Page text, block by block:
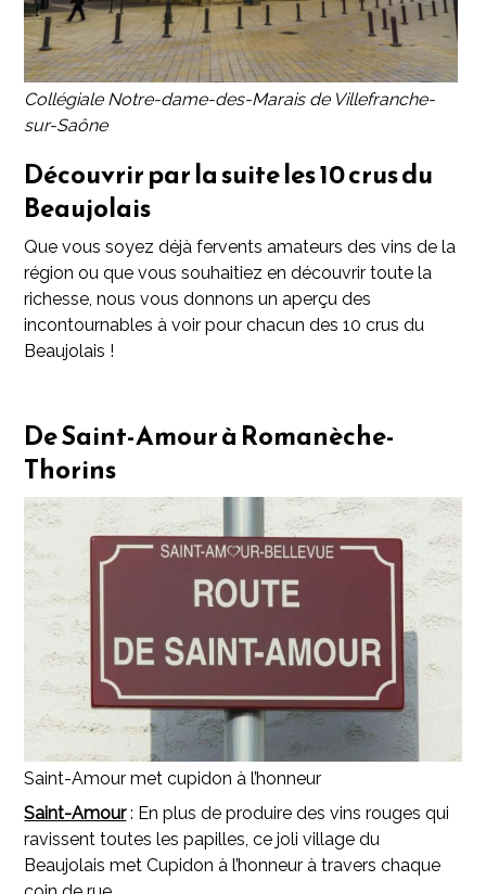
Collégiale Notre-dame-des-Marais de Villefranche-
sur-Saône
Découvrir par la suite les 10 crus du
Beaujolais
Que vous soyez déjà fervents amateurs des vins de la
région ou que vous souhaitiez en découvrir toute la
richesse, nous vous donnons un aperçu des
incontournables à voir pour chacun des 10 crus du
Beaujolais !
De Saint-Amour à Romanèche-
Thorins
Saint-Amour met cupidon à l’honneur
Saint-Amour: En plus de produire des vins rouges qui
ravissent toutes les papilles, ce joli village du
Beaujolais met Cupidon à l’honneur à travers chaque